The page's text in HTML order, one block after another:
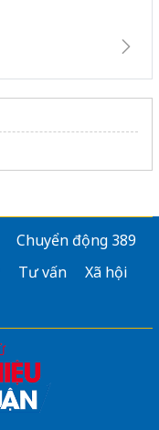
Chuyển động 389
Tư vấn
Xã hội